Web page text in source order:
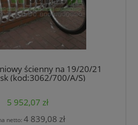
ścienny na 19/20/21
(kod:3062/700/A/S)
5 952,07 zł
netto: 4 839,08 zł